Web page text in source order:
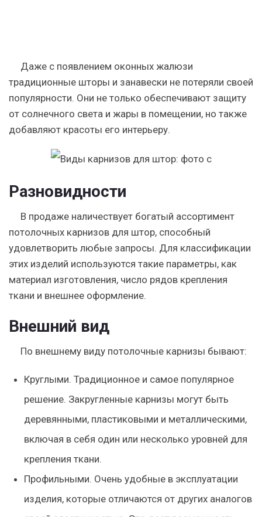
Даже с появлением оконных жалюзи
традиционные шторы и занавески не потеряли своей
популярности. Они не только обеспечивают защиту
от солнечного света и жары в помещении, но также
добавляют красоты его интерьеру.
Разновидности
В продаже наличествует богатый ассортимент
потолочных карнизов для штор, способный
удовлетворить любые запросы. Для классификации
этих изделий используются такие параметры, как
материал изготовления, число рядов крепления
ткани и внешнее оформление.
Внешний вид
По внешнему виду потолочные карнизы бывают:
Круглыми. Традиционное и самое популярное
решение. Закругленные карнизы могут быть
деревянными, пластиковыми и металлическими,
включая в себя один или несколько уровней для
крепления ткани.
Профильными. Очень удобные в эксплуатации
изделия, которые отличаются от других аналогов